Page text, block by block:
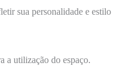
sua personalidade e estilo
a utilização do espaço.